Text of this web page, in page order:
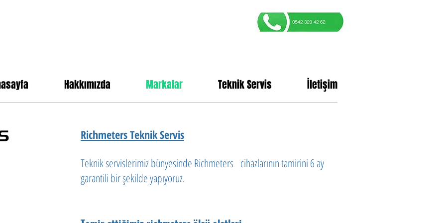
Hakkımızda Markalar Teknik Servis İletişim
Richmeters Teknik Servis
Teknik servislerimizbünyesinde Richmeters cihazlarının tamirini 6 ay
garantili bir şekilde yapıyoruz.